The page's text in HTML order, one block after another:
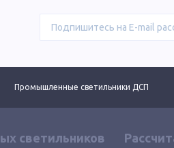
Промышленные светильники ДСП
светильников